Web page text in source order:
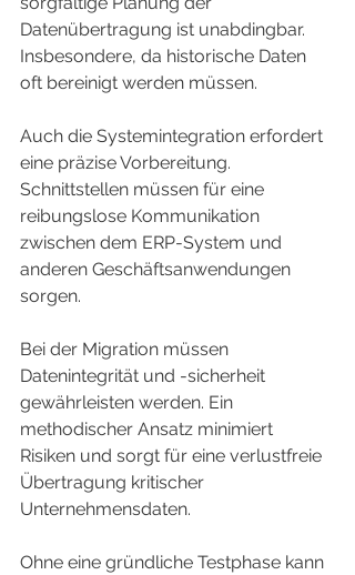
Datenübertragung ist unabdingbar.
Insbesondere, da historische Daten
oft bereinigt werden müssen.
Auch die Systemintegration erfordert
eine präzise Vorbereitung.
Schnittstellen müssen für eine
reibungslose Kommunikation
zwischen dem ERP-System und
anderen Geschäftsanwendungen
sorgen.
Bei der Migration müssen
Datenintegrität und -sicherheit
gewährleisten werden. Ein
methodischer Ansatz minimiert
Risiken und sorgt für eine verlustfreie
Übertragung kritischer
Unternehmensdaten.
Ohne eine gründliche Testphase kann